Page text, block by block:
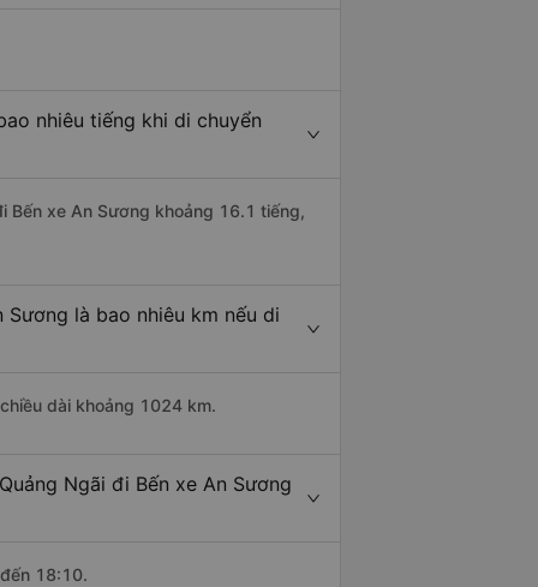
nhiêu tiếng khi di chuyển
Bến xe An Sương khoảng 16.1 tiếng,
là bao nhiêu km nếu di
dài khoảng 1024 km.
Ngãi đi Bến xe An Sương
18:10.